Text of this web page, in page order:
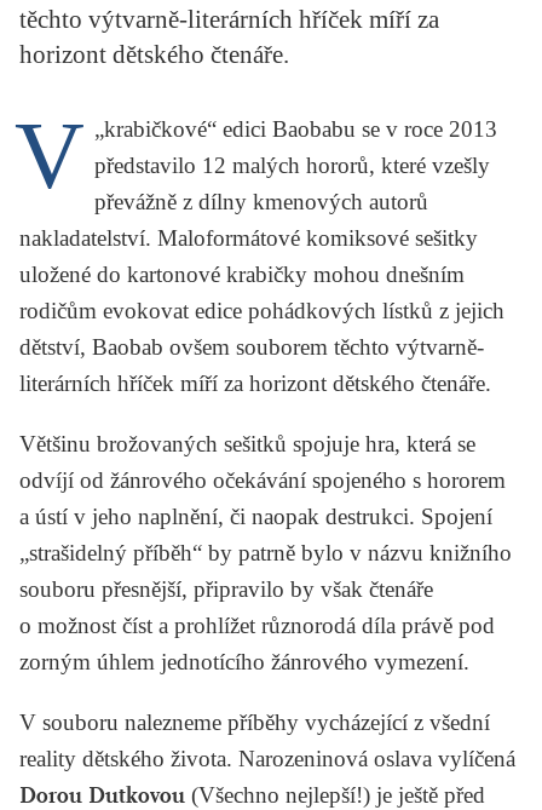
SLOUPEK
těchto výtvarně-literárních hříček míří za
horizont dětského čtenáře.
V „krabičkové“ edici Baobabu se v roce 2013
představilo 12 malých hororů, které vzešly
převážně z dílny kmenových autorů
nakladatelství. Maloformátové komiksové sešitky
uložené do kartonové krabičky mohou dnešním
rodičům evokovat edice pohádkových lístků z jejich
dětství, Baobab ovšem souborem těchto výtvarně-
literárních hříček míří za horizont dětského čtenáře.
Většinu brožovaných sešitků spojuje hra, která se
odvíjí od žánrového očekávání spojeného s hororem
a ústí v jeho naplnění, či naopak destrukci. Spojení
„strašidelný příběh“ by patrně bylo v názvu knižního
souboru přesnější, připravilo by však čtenáře
o možnost číst a prohlížet různorodá díla právě pod
zorným úhlem jednotícího žánrového vymezení.
V souboru nalezneme příběhy vycházející z všední
reality dětského života. Narozeninová oslava vylíčená
Dorou Dutkovou (Všechno nejlepší!) je ještě před